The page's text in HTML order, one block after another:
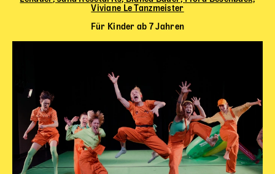
Viviane Le Tanzmeister
Für Kinder ab 7 Jahren